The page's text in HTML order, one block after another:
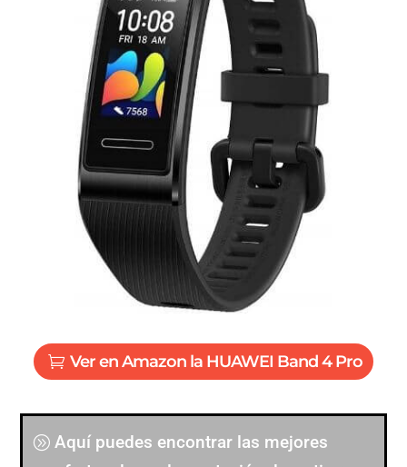
Ver en Amazon la HUAWEI Band 4 Pro
Aquí puedes encontrar las mejores